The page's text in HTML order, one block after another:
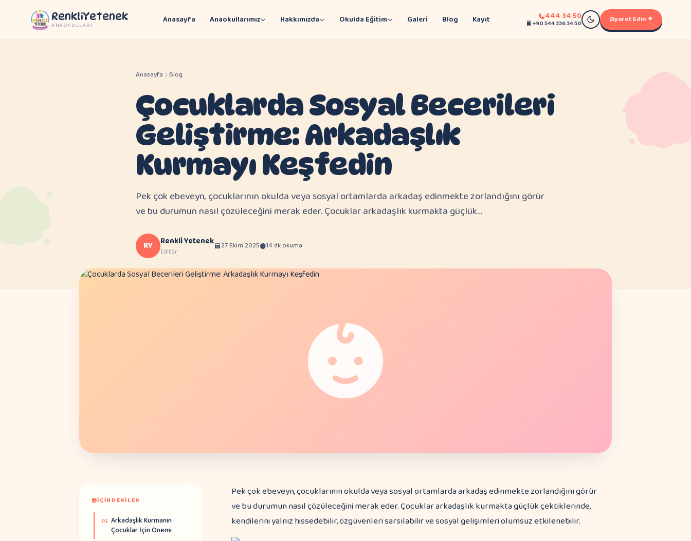
RenkliYetenek
ANAOKULLARI Anasayfa Anaokullarımız Hakkımızda Okulda Eğitim Galeri Blog Kayıt 444 34 50
+90 544 336 34 50 Ziyaret Edin ✦
Anasayfa Blog
Çocuklarda Sosyal Becerileri
Geliştirme: Arkadaşlık
Kurmayı Keşfedin
Pek çok ebeveyn, çocuklarının okulda veya sosyal ortamlarda arkadaş edinmekte zorlandığını görür
ve bu durumun nasıl çözüleceğini merak eder. Çocuklar arkadaşlık kurmakta güçlük…
RY Renkli Yetenek
Editör
27 Ekim 2025 14 dk okuma
İÇINDEKILER
01 Arkadaşlık Kurmanın
Çocuklar İçin Önemi
Pek çok ebeveyn, çocuklarının okulda veya sosyal ortamlarda arkadaş edinmekte zorlandığını görür
ve bu durumun nasıl çözüleceğini merak eder. Çocuklar arkadaşlık kurmakta güçlük çektiklerinde,
kendilerini yalnız hissedebilir, özgüvenleri sarsılabilir ve sosyal gelişimleri olumsuz etkilenebilir.